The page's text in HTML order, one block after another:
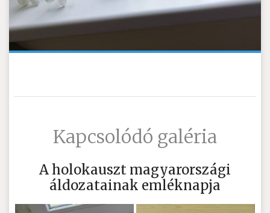
Kapcsolódó galéria
A holokauszt magyarországi
áldozatainak emléknapja